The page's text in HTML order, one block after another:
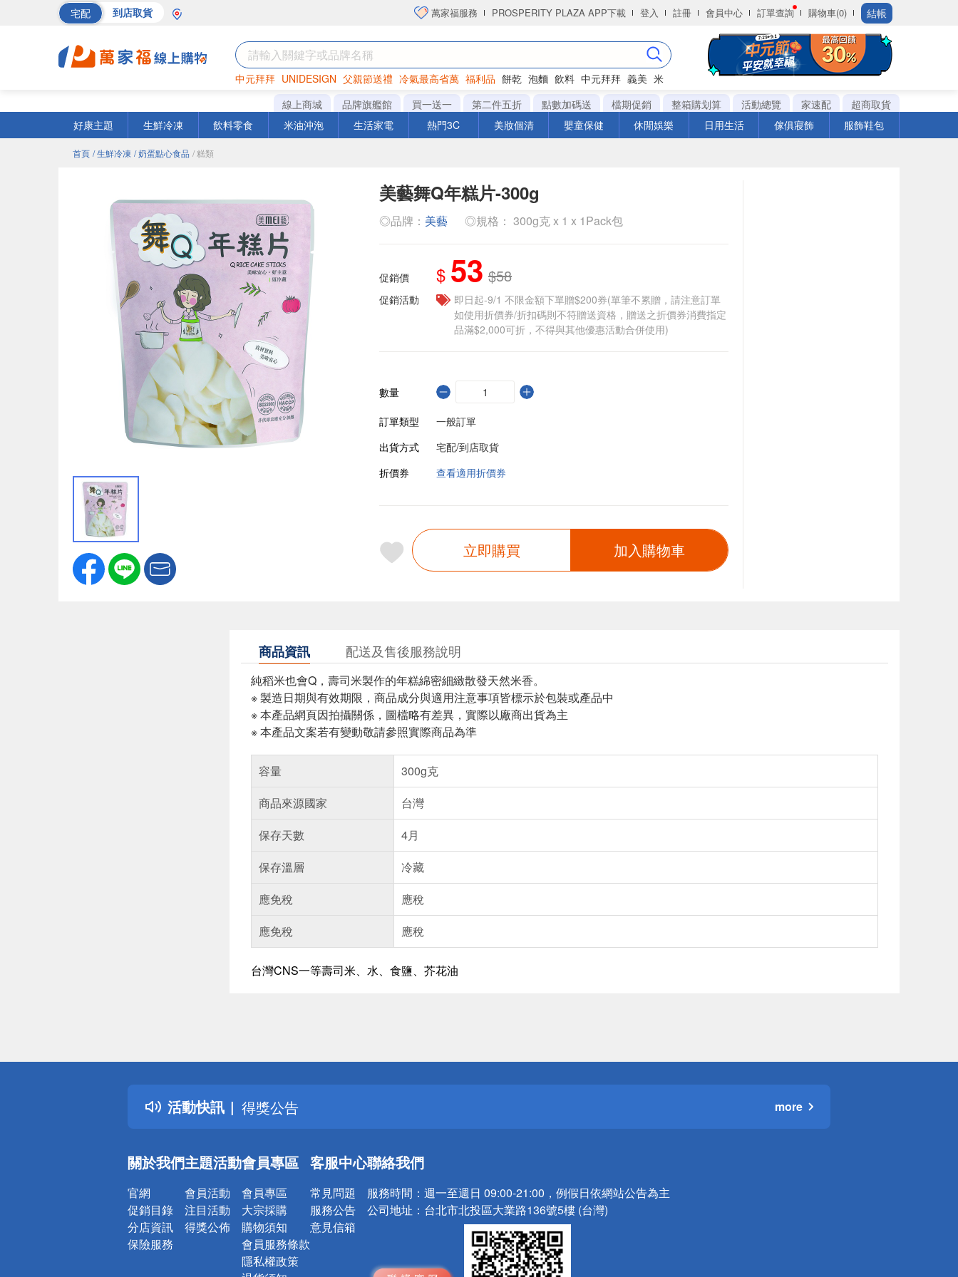
宅配 到店取貨 萬家福服務 PROSPERITY PLAZA APP下載 登入 註冊 會員中心 訂單查詢 購物車(0) 結帳
中元拜拜 UNIDESIGN 父親節送禮 冷氣最高省萬 福利品 餅乾 泡麵 飲料 中元拜拜 義美 米
罐頭 海苔 洋芋片
線上商城 品牌旗艦館 買一送一 第二件五折 點數加碼送 檔期促銷 整箱購划算 活動總覽 家速配
超商取貨
好康主題
生鮮冷凍 飲料零食 米油沖泡 生活家電 熱門3C 美妝個清 嬰童保健 休閒娛樂 日用生活 傢俱寢飾 服飾鞋包
首頁 / 生鮮冷凍 / 奶蛋點心食品 / 糕類
美藝舞Q年糕片-300g
◎品牌： 美藝 ◎規格： 300g克 x 1 x 1Pack包
促銷價 $ 53 $58
促銷活動
即日起-9/1 不限金額下單贈$200券(單筆不累贈，請注意訂單
如使用折價券/折扣碼則不符贈送資格，贈送之折價券消費指定
品滿$2,000可折，不得與其他優惠活動合併使用)
數量
訂單類型
一般訂單
出貨方式
宅配/到店取貨
折價券
查看適用折價券
立即購買 加入購物車
商品資訊 配送及售後服務說明
純稻米也會Q，壽司米製作的年糕綿密細緻散發天然米香。
※ 製造日期與有效期限，商品成分與適用注意事項皆標示於包裝或產品中
※ 本產品網頁因拍攝關係，圖檔略有差異，實際以廠商出貨為主
※ 本產品文案若有變動敬請參照實際商品為準
容量
300g克
商品來源國家
台灣
保存天數
4月
保存溫層
冷藏
應免稅
應稅
應免稅
應稅
台灣CNS一等壽司米、水、食鹽、芥花油
活動快訊
詐騙網頁！請小心！
得獎公告
熱門話題
銀行優惠
詐騙網頁！請小心！
more
關於我們
官網
促銷目錄
分店資訊
保險服務
主題活動
會員活動
注目活動
得獎公佈
會員專區
會員專區
大宗採購
購物須知
會員服務條款
隱私權政策
客服中心
常見問題
服務公告
意見信箱
聯絡我們
服務時間： 週一至週日 09:00-21:00，例假日依網站公告為主
公司地址： 台北市北投區大業路136號5樓 (台灣)